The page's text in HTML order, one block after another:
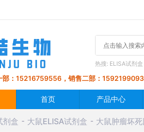
热搜: ELISA试剂盒
部：15216759556，销售二部：
首页 产品中心
剂盒 大鼠ELISA试剂盒 大鼠肿瘤坏